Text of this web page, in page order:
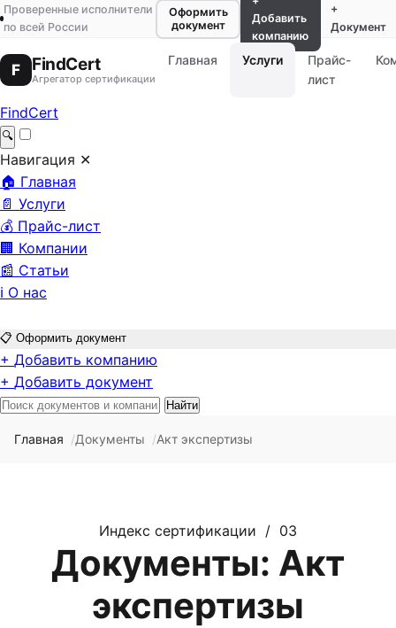
Проверенные исполнители
по всей России
Оформить
документ
Добавить
компанию
+
Документ
F FindCert
Агрегатор сертификации
Главная Услуги
Прайс-
лист
FindCert
🔍
Навигация ✕
🏠 Главная
📄 Услуги
💰 Прайс-лист
🏢 Компании
📰 Статьи
ℹ️ О нас
📋 Оформить документ
+ Добавить компанию
+ Добавить документ
Найти
Главная Документы Акт экспертизы
Индекс сертификации / 03
Документы: Акт
экспертизы